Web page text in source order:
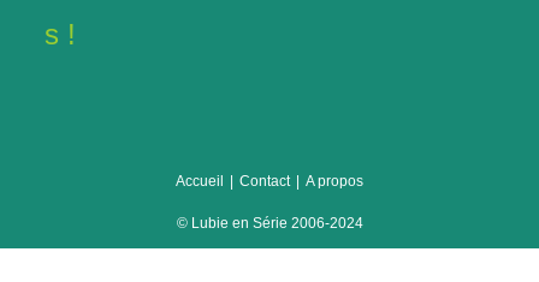
s !
Accueil Contact A propos
© Lubie en Série 2006-2024